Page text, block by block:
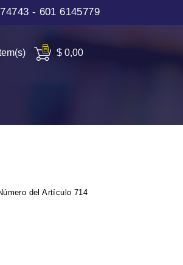
- 601 6145779
$ 0,00
del Artículo 714